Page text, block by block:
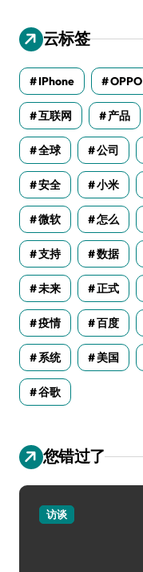
云标签
IPhone OPPO
互联网 产品
全球 公司
安全 小米
微软 怎么
支持 数据
未来 正式
疫情 百度
系统 美国
谷歌
您错过了
访谈